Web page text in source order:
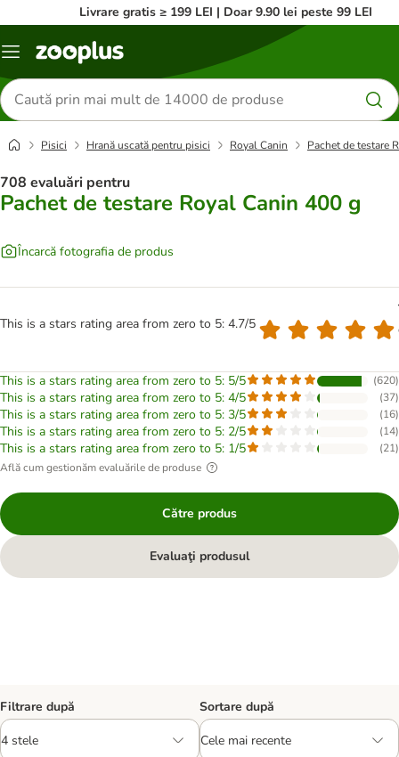
Livrare gratis ≥ 199 LEI | Doar 9.90 lei peste 99 LEI
Categorii
Căutare
produse
Pisici Hrană uscată pentru pisici Royal Canin Pachet de testare
708 evaluări pentru
Pachet de testare Royal Canin 400 g
Încarcă fotografia de produs
This is a stars rating area from zero to 5: 4.7/5
This is a stars rating area from zero to 5: 5/5 (620)
This is a stars rating area from zero to 5: 4/5 (37)
This is a stars rating area from zero to 5: 3/5 (16)
This is a stars rating area from zero to 5: 2/5 (14)
This is a stars rating area from zero to 5: 1/5 (21)
Află cum gestionăm evaluările de produse
Către produs
Evaluaţi produsul
Filtrare după Sortare după